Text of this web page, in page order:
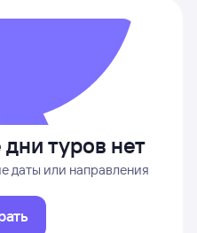
туров нет
даты или направления